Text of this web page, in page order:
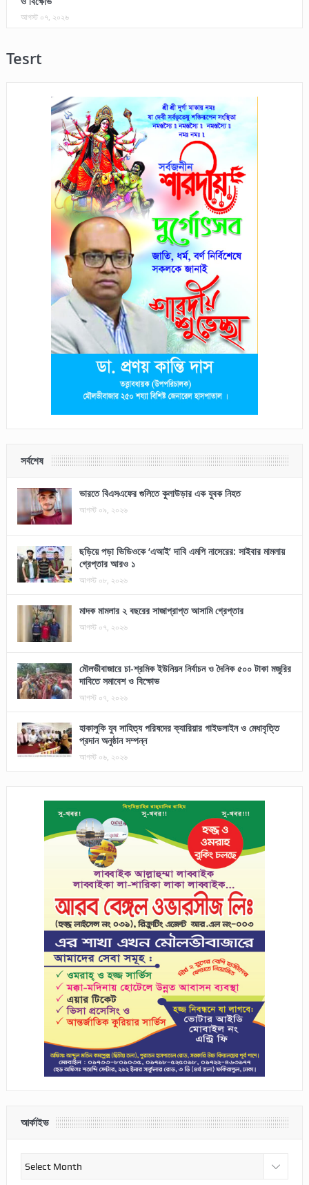
আগস্ট ০৭, ২০২৬
Tesrt
সর্বশেষ
ভারতে বিএসএফের গুলিতে কুলাউড়ার এক যুবক নিহত
আগস্ট ০৯, ২০২৬
ছড়িয়ে পড়া ভিডিওকে ‘এআই’ দাবি এমপি নাসেরের: সাইবার মামলায়
গ্রেপ্তার আরও ১
আগস্ট ০৮, ২০২৬
মাদক মামলার ২ বছরের সাজাপ্রাপ্ত আসামি গ্রেপ্তার
আগস্ট ০৭, ২০২৬
মৌলভীবাজারে চা-শ্রমিক ইউনিয়ন নির্বাচন ও দৈনিক ৫০০ টাকা মজুরির
দাবিতে সমাবেশ ও বিক্ষোভ
আগস্ট ০৭, ২০২৬
হাকালুকি যুব সাহিত্য পরিষদের ক্যারিয়ার গাইডলাইন ও মেধাবৃত্তি
প্রদান অনুষ্ঠান সম্পন্ন
আগস্ট ০৬, ২০২৬
আর্কাইভ